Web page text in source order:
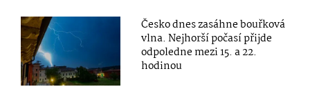
Česko dnes zasáhne bouřková
vlna. Nejhorší počasí přijde
odpoledne mezi 15. a 22.
hodinou